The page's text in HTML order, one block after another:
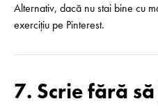
Alternativ, dacă nu stai bine cu
exercițiu pe Pinterest.
7. Scrie fără